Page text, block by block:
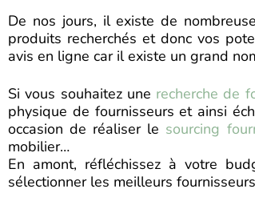
De nos jours, il existe de
produits recherchés et donc vos
avis en ligne car il existe un grand
Si vous souhaitez une recherche de
physique de fournisseurs et ainsi
occasion de réaliser le sourcing
mobilier…
En amont, réfléchissez à votre
sélectionner les meilleurs